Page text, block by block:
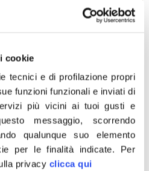
cookie
tecnici e di profilazione propri
funzioni funzionali e inviati di
più vicini ai tuoi gusti e
messaggio, scorrendo
qualunque suo elemento
per le finalità indicate. Per
privacy clicca qui
Già a novembre 2019
proprio su questo
attuare il controllo del
in deroga in attività di
Bene l’assessore Fabio
autorizza il controllo